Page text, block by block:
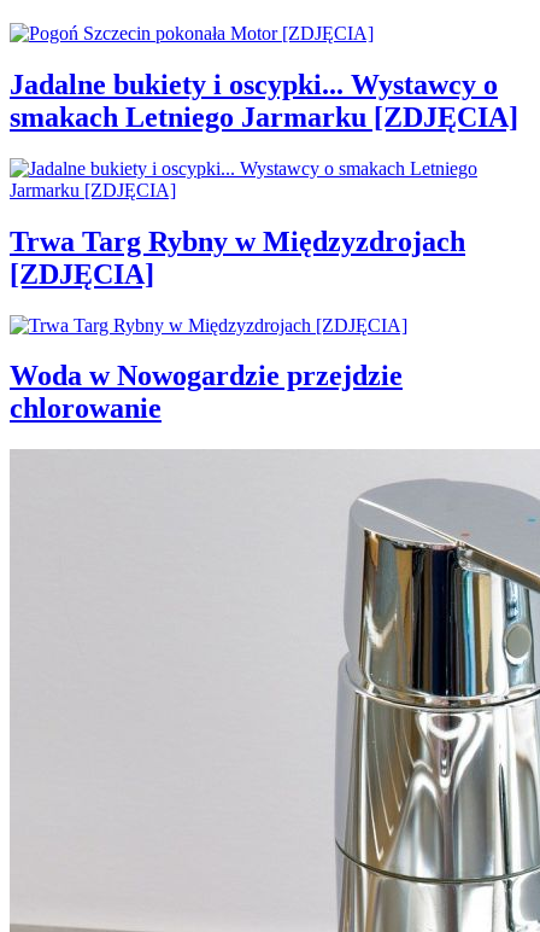
Jadalne bukiety i oscypki... Wystawcy o
smakach Letniego Jarmarku [ZDJĘCIA]
Trwa Targ Rybny w Międzyzdrojach
[ZDJĘCIA]
Woda w Nowogardzie przejdzie
chlorowanie